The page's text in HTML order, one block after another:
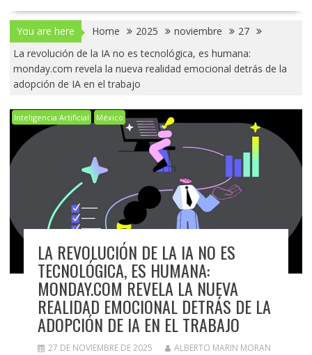
You are here Home 2025 noviembre
27
La revolución de la IA no es tecnológica, es humana:
monday.com revela la nueva realidad emocional detrás de la
adopción de IA en el trabajo
Inteligencia Artificial México
LA REVOLUCIÓN DE LA IA NO ES
TECNOLÓGICA, ES HUMANA:
MONDAY.COM REVELA LA NUEVA
REALIDAD EMOCIONAL DETRÁS DE LA
ADOPCIÓN DE IA EN EL TRABAJO
27 DE NOVIEMBRE DE 2025
ALBERTO MARIN MORAN